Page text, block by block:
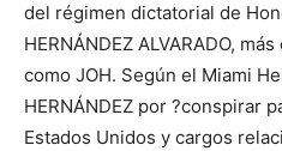
del régimen dictatorial de
HERNÁNDEZ ALVARADO,
como JOH. Según el Miami
HERNÁNDEZ por ?conspirar
Estados Unidos y cargos